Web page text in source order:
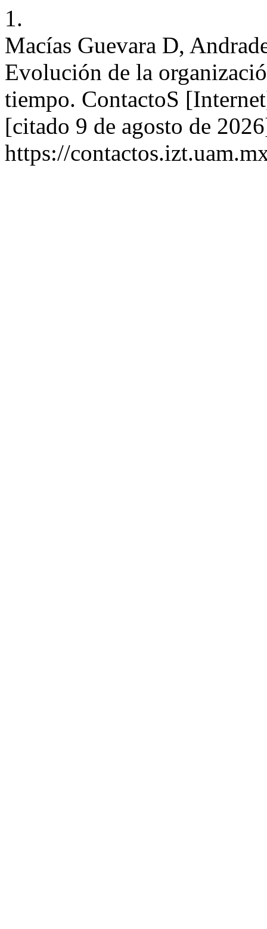
1.
Macías Guevara D,
Evolución de la
tiempo. ContactoS
[citado 9 de agosto de
https://